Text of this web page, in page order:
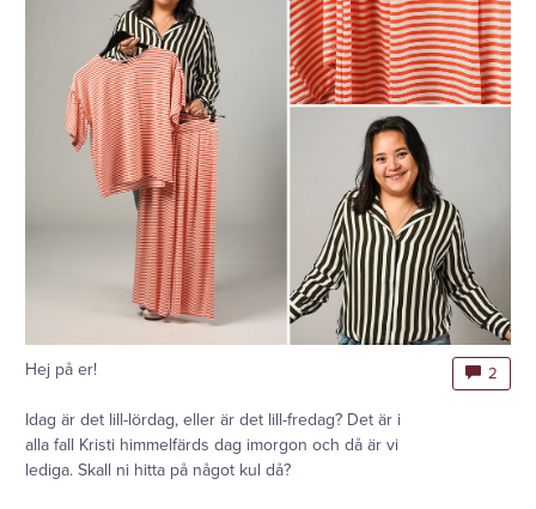
Hej på er!
Idag är det lill-lördag, eller är det lill-fredag? Det är i
alla fall Kristi himmelfärds dag imorgon och då är vi
lediga. Skall ni hitta på något kul då?
2